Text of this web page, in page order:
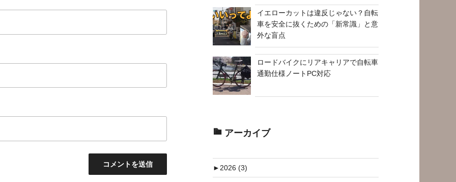
イエローカットは違反じゃない？自転
車を安全に抜くための「新常識」と意
外な盲点
ロードバイクにリアキャリアで自転車
通勤仕様ノートPC対応
アーカイブ
►2026 (3)